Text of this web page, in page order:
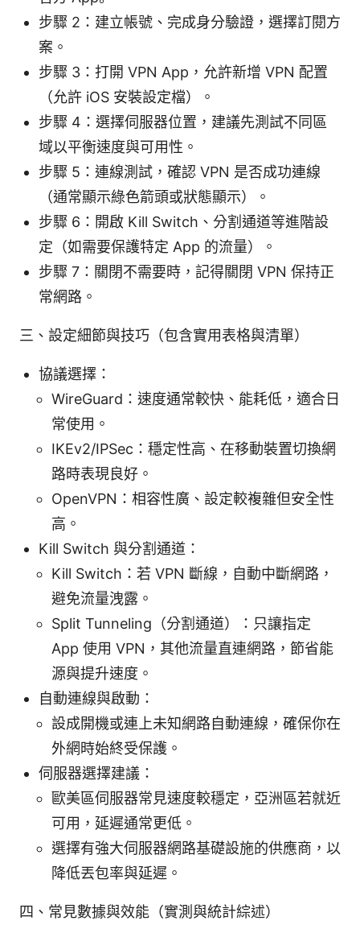
步驟 2：建立帳號、完成身分驗證，選擇訂閱方
案。
步驟 3：打開 VPN App，允許新增 VPN 配置
（允許 iOS 安裝設定檔）。
步驟 4：選擇伺服器位置，建議先測試不同區
域以平衡速度與可用性。
步驟 5：連線測試，確認 VPN 是否成功連線
（通常顯示綠色箭頭或狀態顯示）。
步驟 6：開啟 Kill Switch、分割通道等進階設
定（如需要保護特定 App 的流量）。
步驟 7：關閉不需要時，記得關閉 VPN 保持正
常網路。
三、設定細節與技巧（包含實用表格與清單）
協議選擇：
WireGuard：速度通常較快、能耗低，適合日
常使用。
IKEv2/IPSec：穩定性高、在移動裝置切換網
路時表現良好。
OpenVPN：相容性廣、設定較複雜但安全性
高。
Kill Switch 與分割通道：
Kill Switch：若 VPN 斷線，自動中斷網路，
避免流量洩露。
Split Tunneling（分割通道）：只讓指定
App 使用 VPN，其他流量直連網路，節省能
源與提升速度。
自動連線與啟動：
設成開機或連上未知網路自動連線，確保你在
外網時始終受保護。
伺服器選擇建議：
歐美區伺服器常見速度較穩定，亞洲區若就近
可用，延遲通常更低。
選擇有強大伺服器網路基礎設施的供應商，以
降低丟包率與延遲。
四、常見數據與效能（實測與統計綜述）